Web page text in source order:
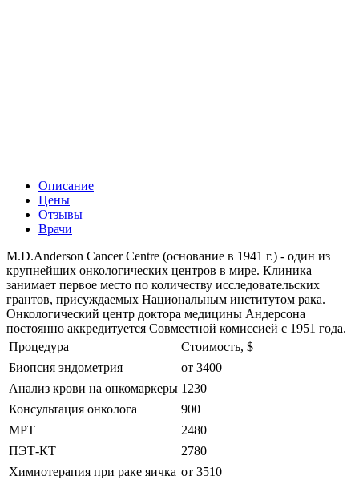
Описание
Цены
Отзывы
Врачи
M.D.Anderson Cancer Centre (основание в 1941 г.) - один из
крупнейших онкологических центров в мире. Клиника
занимает первое место по количеству исследовательских
грантов, присуждаемых Национальным институтом рака.
Онкологический центр доктора медицины Андерсона
постоянно аккредитуется Совместной комиссией с 1951 года.
Процедура
Стоимость, $
Биопсия эндометрия
от 3400
Анализ крови на онкомаркеры 1230
Консультация онколога
900
МРТ
2480
ПЭТ-КТ
2780
Химиотерапия при раке яичка от 3510